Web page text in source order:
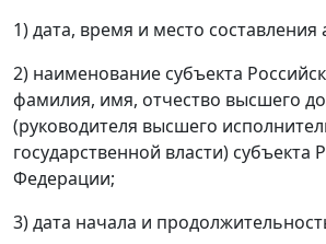
1) дата, время и место составления
2) наименование субъекта
фамилия, имя, отчество высшего
(руководителя высшего
государственной власти) субъекта
Федерации;
3) дата начала и